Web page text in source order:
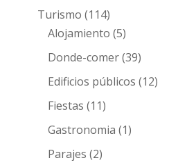
Turismo (114)
Alojamiento (5)
Donde-comer(39)
Edificios públicos (12)
Fiestas (11)
Gastronomia (1)
Parajes (2)